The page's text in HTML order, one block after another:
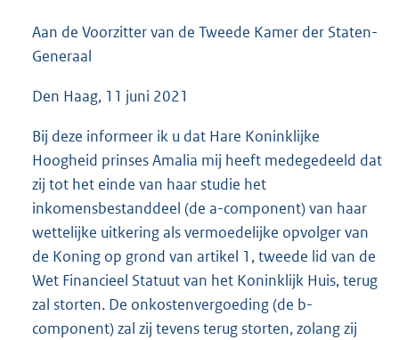
b
Aan de Voorzitter van de Tweede Kamer der Staten-
Generaal
Den Haag, 11 juni 2021
Bij deze informeer ik u dat Hare Koninklijke
Hoogheid prinses Amalia mij heeft medegedeeld dat
zij tot het einde van haar studie het
inkomensbestanddeel (de a-component) van haar
wettelijke uitkering als vermoedelijke opvolger van
de Koning op grond van artikel 1, tweede lid van de
Wet Financieel Statuut van het Koninklijk Huis, terug
zal storten. De onkostenvergoeding (de b-
component) zal zij tevens terug storten, zolang zij